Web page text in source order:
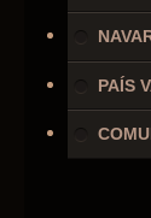
PAÍS